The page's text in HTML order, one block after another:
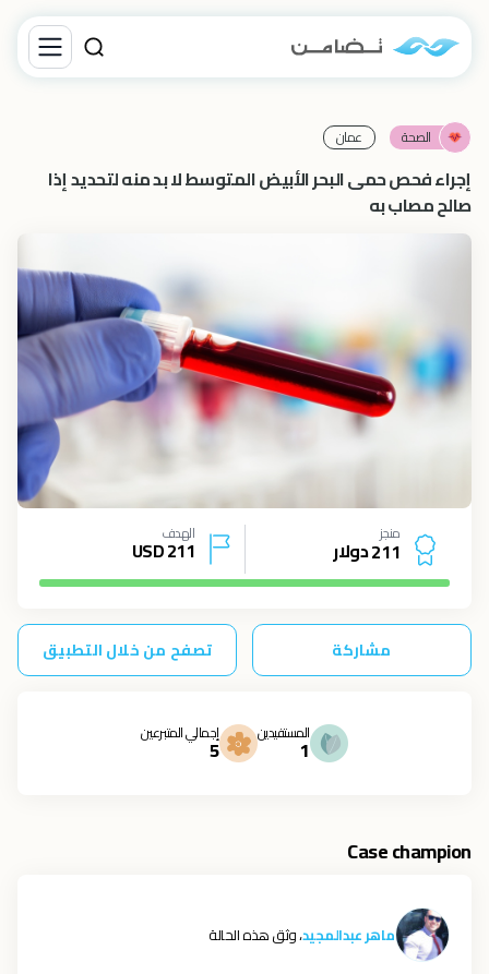
الصحة عمان
إجراء فحص حمى البحر الأبيض المتوسط لا بد منه لتحديد إذا
صالح مصاب به
منجز
211 دولار
الهدف
211
USD
مشاركة تصفح من خلال التطبيق
المستفيدين
1
إجمالي المتبرعين
5
Case champion
ماهر عبدالمجيد، وثق هذه الحالة